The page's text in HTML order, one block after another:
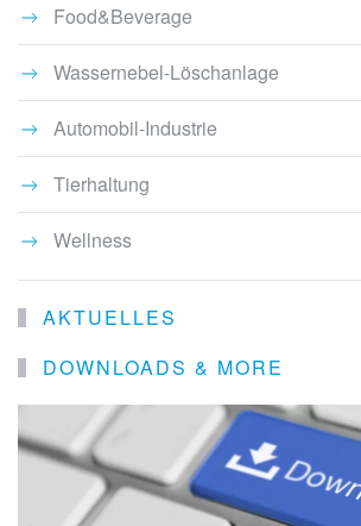
Food&Beverage
Wassernebel-Löschanlage
Automobil-Industrie
Tierhaltung
Wellness
AKTUELLES
DOWNLOADS & MORE